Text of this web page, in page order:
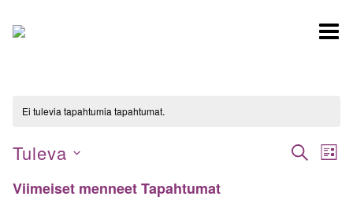
sisältöön
Ei tulevia tapahtumia tapahtumat.
ETSI
Tuleva
päivä.
Viimeiset menneet Tapahtumat